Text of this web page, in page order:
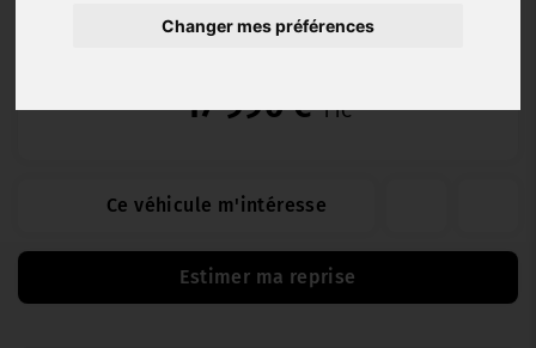
Changer mes préférences
17 990 €TTC
Ce véhicule m'intéresse
Estimer ma reprise